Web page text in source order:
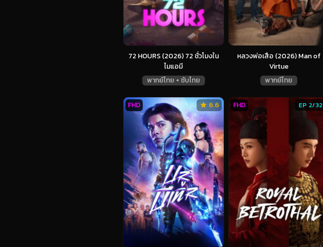
72 HOURS (2026) 72 ชั่วโมงใน
ไมแอมี
พากย์ไทย + ซับไทย
หลวงพ่อเสือ (2026) Man of
Virtue
พากย์ไทย
6.6
FHD EP 2/32
FHD